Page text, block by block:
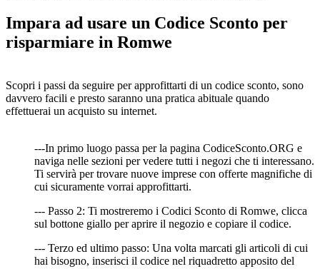
Impara ad usare un Codice Sconto per
risparmiare in Romwe
Scopri i passi da seguire per approfittarti di un codice sconto, sono
davvero facili e presto saranno una pratica abituale quando
effettuerai un acquisto su internet.
---In primo luogo passa per la pagina CodiceSconto.ORG e
naviga nelle sezioni per vedere tutti i negozi che ti interessano.
Ti servirà per trovare nuove imprese con offerte magnifiche di
cui sicuramente vorrai approfittarti.
--- Passo 2: Ti mostreremo i Codici Sconto di Romwe, clicca
sul bottone giallo per aprire il negozio e copiare il codice.
--- Terzo ed ultimo passo: Una volta marcati gli articoli di cui
hai bisogno, inserisci il codice nel riquadretto apposito del